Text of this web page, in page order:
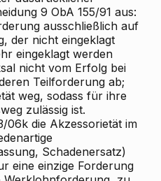
9 ObA 155/91 aus:
ausschließlich auf
der nicht eingeklagt
eingeklagt werden
nicht vom Erfolg bei
Teilforderung ab;
weg, sodass für ihre
zulässig ist.
06k die Akzessorietät im
Schadenersatz)
eine einzige Forderung